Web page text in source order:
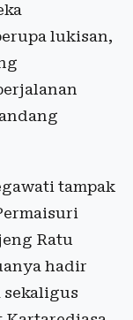
lukisan,
tampak
Ratu
hadir
sekaligus